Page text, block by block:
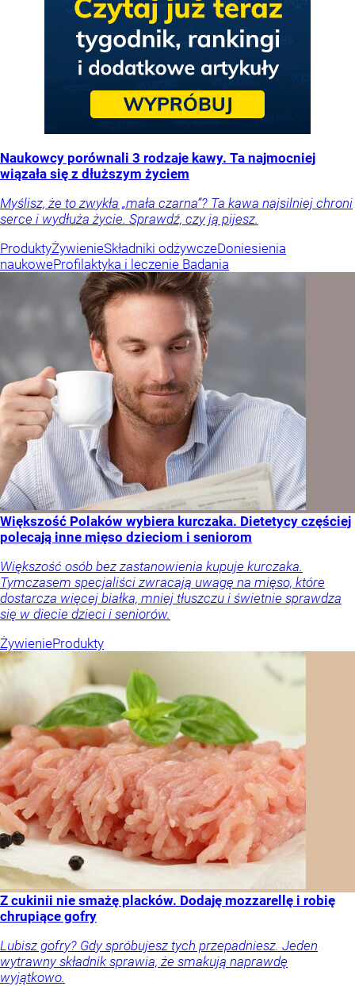
Naukowcy porównali 3 rodzaje kawy. Ta najmocniej
wiązała się z dłuższym życiem
Myślisz, że to zwykła „mała czarna”? Ta kawa najsilniej chroni
serce i wydłuża życie. Sprawdź, czy ją pijesz.
ProduktyŻywienieSkładniki odżywczeDoniesienia
naukoweProfilaktyka i leczenie Badania
Większość Polaków wybiera kurczaka. Dietetycy częściej
polecają inne mięso dzieciom i seniorom
Większość osób bez zastanowienia kupuje kurczaka.
Tymczasem specjaliści zwracają uwagę na mięso, które
dostarcza więcej białka, mniej tłuszczu i świetnie sprawdza
się w diecie dzieci i seniorów.
ŻywienieProdukty
Z cukinii nie smażę placków. Dodaję mozzarellę i robię
chrupiące gofry
Lubisz gofry? Gdy spróbujesz tych przepadniesz. Jeden
wytrawny składnik sprawia, że smakują naprawdę
wyjątkowo.